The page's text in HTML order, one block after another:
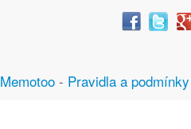
Memotoo- Pravidla a podmínky